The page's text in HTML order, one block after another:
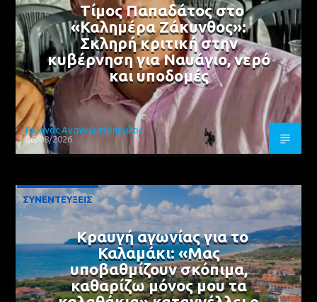
Τίμος Παπαδάτος στο
«Καλημέρα Ζάκυνθος»:
Σκληρή κριτική στην
κυβέρνηση για Ναυάγιο, νερό
και υποδομές
Γιώργος Αναγνωστόπουλος
06/08/2026
ΣΥΝΕΝΤΕΥΞΕΙΣ
Κραυγή αγωνίας για το
Καλαμάκι: «Μας
υποβαθμίζουν σκόπιμα,
καθαρίζω μόνος μου τα